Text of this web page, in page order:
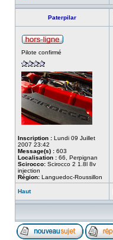
Paterpilar
Pilote confirmé
Inscription : Lundi 09 Juillet
2007 23:42
Message(s) : 603
Localisation : 66, Perpignan
Scirocco: Scirocco 2 1.8l 8v
injection
Région: Languedoc-Roussillon
Haut